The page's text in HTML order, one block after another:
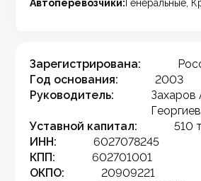
Автоперевозчики:Генеральные,
Зарегистрирована:
Год основания:
2003
Руководитель:
Захаров
Уставной капитал:
510
ИНН:
6027078245
КПП:
602701001
ОКПО:
20909221